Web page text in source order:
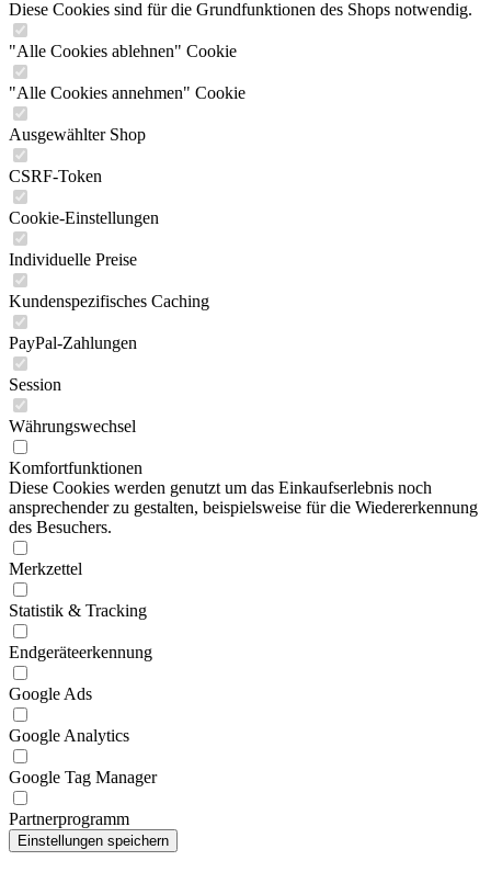
Diese Cookies sind für die Grundfunktionen des Shops notwendig.
"Alle Cookies ablehnen" Cookie
"Alle Cookies annehmen" Cookie
Ausgewählter Shop
CSRF-Token
Cookie-Einstellungen
Individuelle Preise
Kundenspezifisches Caching
PayPal-Zahlungen
Session
Währungswechsel
Komfortfunktionen
Diese Cookies werden genutzt um das Einkaufserlebnis noch
ansprechender zu gestalten, beispielsweise für die Wiedererkennung
des Besuchers.
Merkzettel
Statistik & Tracking
Endgeräteerkennung
Google Ads
Google Analytics
Google Tag Manager
Partnerprogramm